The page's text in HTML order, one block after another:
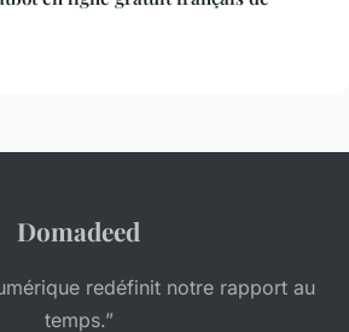
Domadeed
redéfinit notre rapport au
temps.”